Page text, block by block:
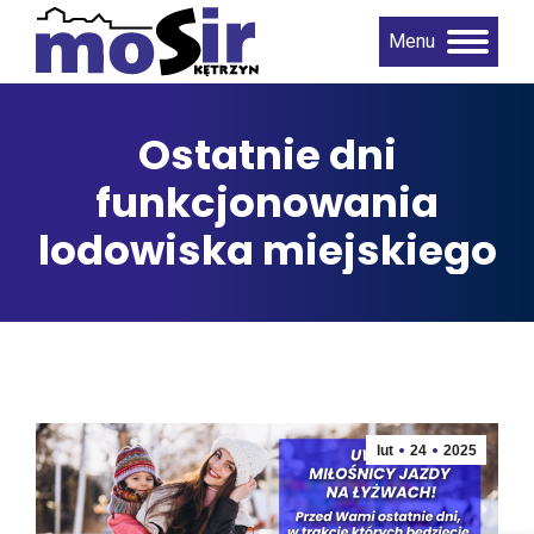
Menu
Ostatnie dni
funkcjonowania
lodowiska miejskiego
lut 24 2025